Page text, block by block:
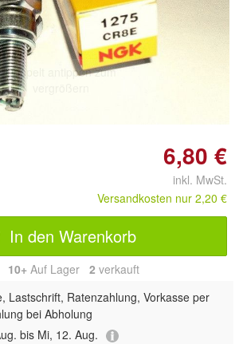
Doppelt antippen zum
6,80 €
inkl. MwSt.
Versandkosten nur 2,20 €
In den Warenkorb
10+ Auf Lager 2 verkauft
Lastschrift, Ratenzahlung, Vorkasse per
bei Abholung
bis Mi, 12. Aug.